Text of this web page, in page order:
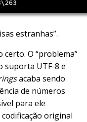
estranhas”.
certo. O “problema”
suporta UTF-8 e
acaba sendo
de números
para ele
original